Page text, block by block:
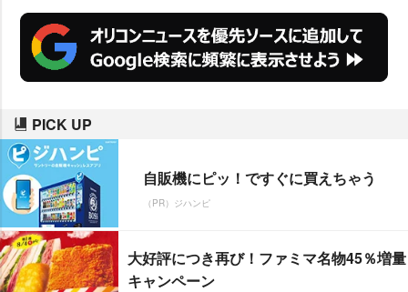
PICK UP
自販機にピッ！ですぐに買えちゃう
（PR）ジハンピ
大好評につき再び！ファミマ名物45％増量
キャンペーン